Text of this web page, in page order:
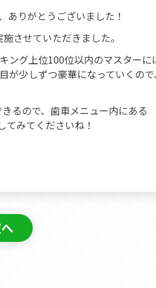
りがとうございました！
させていただきました。
ング上位100位以内のマスターに
が少しずつ豪華になっていくの
るので、歯車メニュー内にある
みてくださいね！